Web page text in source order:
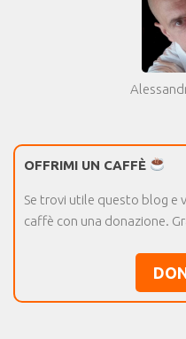
OFFRIMI UN CAFFÈ
Se trovi utile questo blog e
caffè con una donazione.